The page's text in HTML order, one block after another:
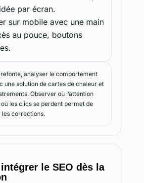
par écran.
sur mobile avec une main
au pouce, boutons
analyser le comportement
une solution de cartes de chaleur et
Observer où l’attention
les clics se perdent permet de
les corrections.
le SEO dès la